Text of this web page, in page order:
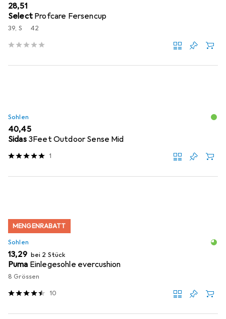
EUR
28,51
Select Profcare Fersencup
39, S 42
Sohlen
EUR
40,45
Sidas 3Feet Outdoor Sense Mid
1
MENGENRABATT
Sohlen
EUR
13,29 bei 2 Stück
Puma Einlegesohle evercushion
8 Grössen
10